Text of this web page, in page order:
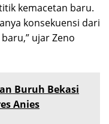
kemacetan baru.
konsekuensi dari
ujar Zeno
Buruh Bekasi
Anies